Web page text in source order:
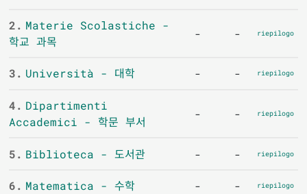
2. Materie Scolastiche -
학교 과목
- - riepilogo
3. Università - 대학 - - riepilogo
4. Dipartimenti
Accademici - 학문 부서
- - riepilogo
5. Biblioteca - 도서관 - - riepilogo
6. Matematica - 수학 - - riepilogo